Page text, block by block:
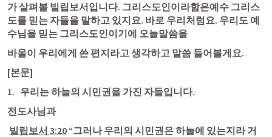
가 살펴볼 빌립보서입니다. 그리스도인이라함은예수 그리스
도를 믿는 자들을 말하고 있지요. 바로 우리처럼요. 우리도 예
수님을 믿는 그리스도인이기에 오늘말씀을
바울이 우리에게 쓴 편지라고 생각하고 말씀 들어볼게요.
[본문]
1.   우리는 하늘의 시민권을 가진 자들입니다.
전도사님과
빌립보서 3:20 “그러나 우리의 시민권은 하늘에 있는지라 거